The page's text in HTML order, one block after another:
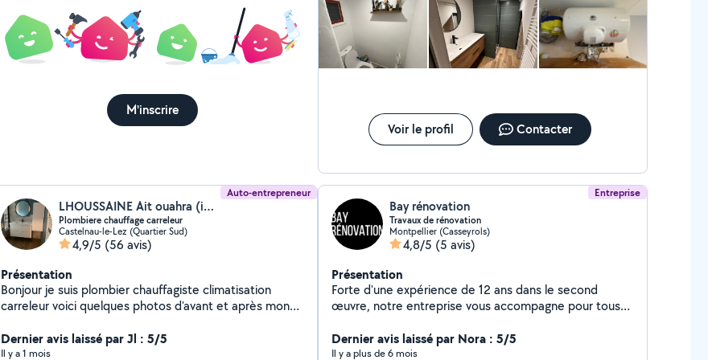
M'inscrire
Voir le profil Contacter
Auto-entrepreneur
LHOUSSAINE Ait ouahra (immo-service plomberie)
Plombiere chauffage carreleur
Castelnau-le-Lez (Quartier Sud)
4,9/5 (56 avis)
Présentation
Bonjour je suis plombier chauffagiste climatisation
carreleur voici quelques photos d'avant et après mon
peux réaliser chez vous je peux intervenir chez vous et
réaliser les changements que vous souhaitez que ça
Dernier avis laissé par Jl : 5/5
Il y a 1 mois
Entreprise
Bay rénovation
Travaux de rénovation
Montpellier (Casseyrols)
4,8/5 (5 avis)
Présentation
Forte d'une expérience de 12 ans dans le second
œuvre, notre entreprise vous accompagne pour tous
plomberie et électricité. Nous mettons un point
d'honneur à réaliser des travaux soignés, dans le
Dernier avis laissé par Nora : 5/5
Il y a plus de 6 mois